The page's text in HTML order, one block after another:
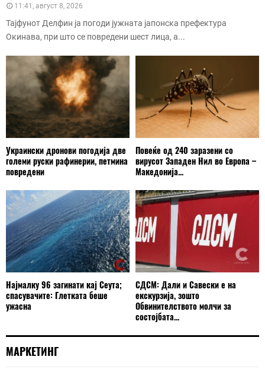
11:41, август 8, 2026
Тајфунот Делфин ја погоди јужната јапонска префектура
Окинава, при што се повредени шест лица, а...
Украински дронови погодија две
големи руски рафинерии, петмина
повредени
Повеќе од 240 заразени со
вирусот Западен Нил во Европа –
Македонија...
Најмалку 96 загинати кај Сеута;
спасувачите: Глетката беше
ужасна
СДСМ: Дали и Савески е на
екскурзија, зошто
Обвинителството молчи за
состојбата...
МАРКЕТИНГ